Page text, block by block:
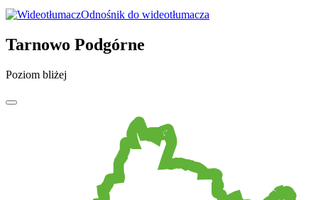
Odnośnik do wideotłumacza
Tarnowo Podgórne
Poziom bliżej